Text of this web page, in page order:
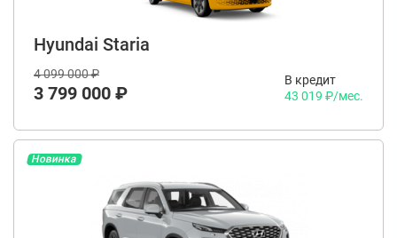
Hyundai Staria
4 099 000 ₽
3 799 000 ₽
В кредит
43 019 ₽/мес.
Новинка